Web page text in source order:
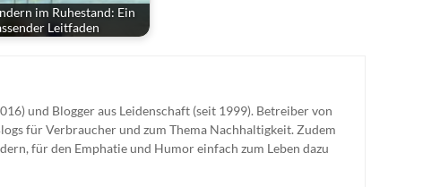
im Ruhestand: Ein
Leitfaden
und Blogger aus Leidenschaft (seit 1999). Betreiber von
für Verbraucher und zum Thema Nachhaltigkeit. Zudem
für den Emphatie und Humor einfach zum Leben dazu